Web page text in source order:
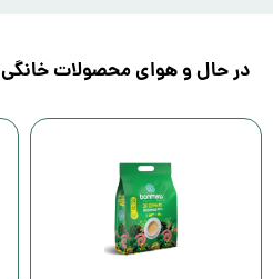
در حال و هوای محصولات خانگی